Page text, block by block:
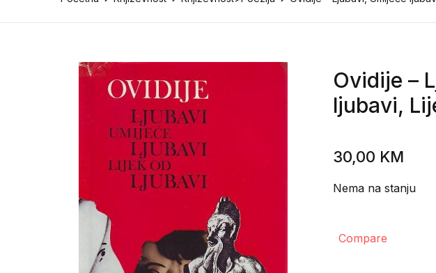
Ovidije –
ljubavi,
30,00 KM
Nema na stanju
Compare